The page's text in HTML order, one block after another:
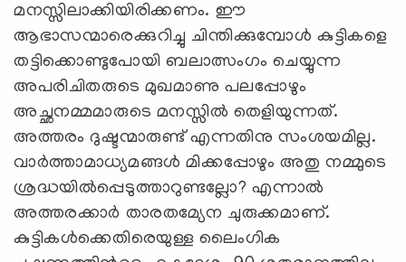
മനസ്സിലാക്കിയിരിക്കണം. ഈ
ആഭാസന്മാരെക്കുറിച്ചു ചിന്തിക്കുമ്പോൾ കുട്ടികളെ
തട്ടിക്കൊണ്ടുപോയി ബലാത്സംഗം ചെയ്യുന്ന
അപരിചിതരുടെ മുഖമാണു പലപ്പോഴും
അച്ഛനമ്മമാരുടെ മനസ്സിൽ തെളിയുന്നത്‌.
അത്തരം ദുഷ്ടന്മാരുണ്ട് എന്നതിനു സംശയമില്ല.
വാർത്താമാധ്യമങ്ങൾ മിക്കപ്പോഴും അതു നമ്മുടെ
ശ്രദ്ധയിൽപ്പെടുത്താറുണ്ടല്ലോ? എന്നാൽ
അത്തരക്കാർ താരതമ്യേന ചുരുക്കമാണ്‌.
കുട്ടികൾക്കെതിരെയുള്ള ലൈംഗിക